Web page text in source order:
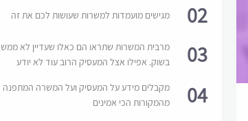
02 מגישים מועמדות למשרות שעושות לכם את זה
03
מרבית המשרות שתראו הם כאלו שעדיין לא ממש
בשוק. אפילו אצל המעסיק הרוב עוד לא יודע
04
מקבלים מידע על המעסיק ועל המשרה המתפנה
מהמקורות הכי אמינים